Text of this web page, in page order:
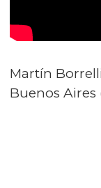
Martín
Buenos Aires